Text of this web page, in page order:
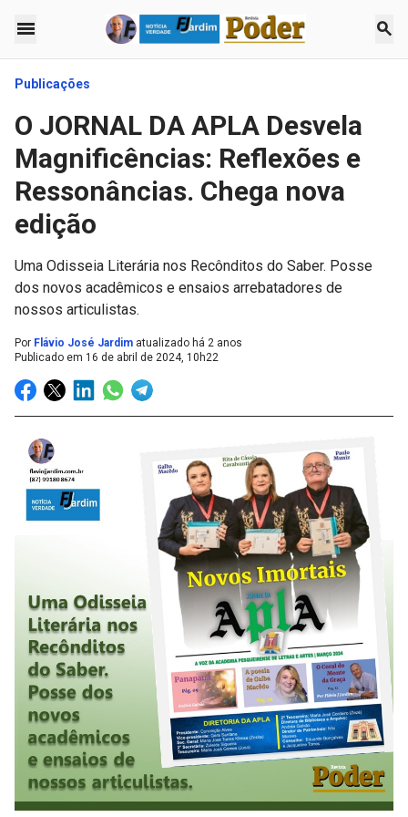
menu search
Publicações
O JORNAL DA APLA Desvela
Magnificências: Reflexões e
Ressonâncias. Chega nova
edição
Uma Odisseia Literária nos Recônditos do Saber. Posse
dos novos acadêmicos e ensaios arrebatadores de
nossos articulistas.
Por Flávio José Jardim atualizado há 2 anos
Publicado em 16 de abril de 2024, 10h22